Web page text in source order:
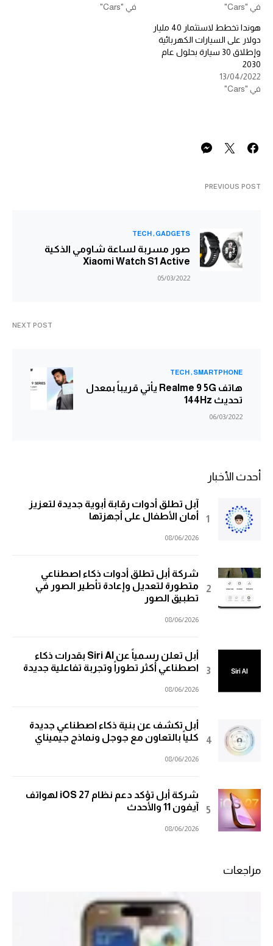
في "Cars"
في "Cars"
هوندا تخطط لاستثمار 40 مليار
دولار على السيارات الكهربائية
وإطلاق 30 سيارة بحلول عام
2030
13/04/2022
في "Cars"
PREVIOUS POST
GADGETS
TECH
صور مسربة لساعة شاومي الذكية
Xiaomi Watch S1 Active
05/03/2022
NEXT POST
SMARTPHONE
TECH
هاتف Realme 9 5G يأتي قريباً بمعدل
تحديث 144Hz
06/03/2022
أحدث الأخبار
آبل تطلق أدوات رقابة أبوية جديدة لتعزيز
أمان الأطفال على أجهزتها
08/06/2026
شركة أبل تطلق أدوات ذكاء اصطناعي
متطورة لتعديل وإعادة تأطير الصور في
تطبيق الصور
08/06/2026
أبل تعلن رسمياً عن Siri AI بقدرات ذكاء
اصطناعي أكثر تطوراً وتجربة تفاعلية جديدة
08/06/2026
أبل تكشف عن بنية ذكاء اصطناعي جديدة
كلياً بالتعاون مع جوجل ونماذج جيميناي
08/06/2026
شركة أبل تؤكد دعم نظام iOS 27 لهواتف
آيفون 11 والأحدث
08/06/2026
مراجعات